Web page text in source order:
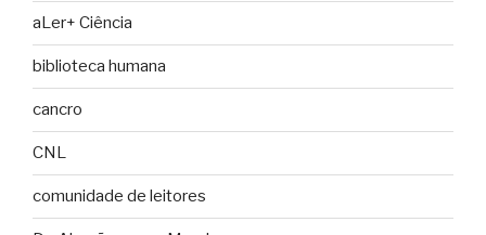
aLer+ Ciência
biblioteca humana
cancro
CNL
comunidade de leitores